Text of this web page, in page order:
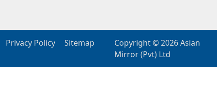
Privacy Policy Sitemap Copyright © 2026Asian
Mirror (Pvt) Ltd